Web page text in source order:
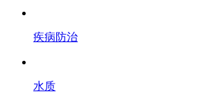
疾病防治
水质